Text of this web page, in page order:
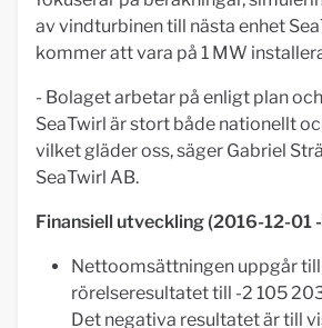
av vindturbinen till nästa enhet
kommer att vara på 1 MW
- Bolaget arbetar på enligt plan
SeaTwirl är stort både nationellt
vilket gläder oss, säger Gabriel
SeaTwirl AB.
Finansiell utveckling (2016-12-01
Nettoomsättningen uppgår
rörelseresultatet till -2 105
Det negativa resultatet är till